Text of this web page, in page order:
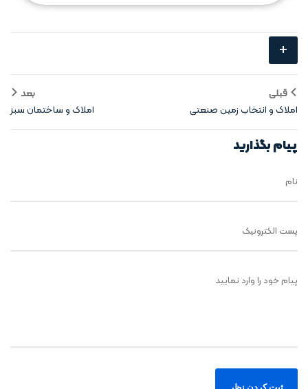
+
قبلی
املاک و انتخاب زمین صنعتی
بعد
املاک و ساختمان سبز
پیام بگذارید
نام
پست الکترونیک
پیام خود را وارد نمایید